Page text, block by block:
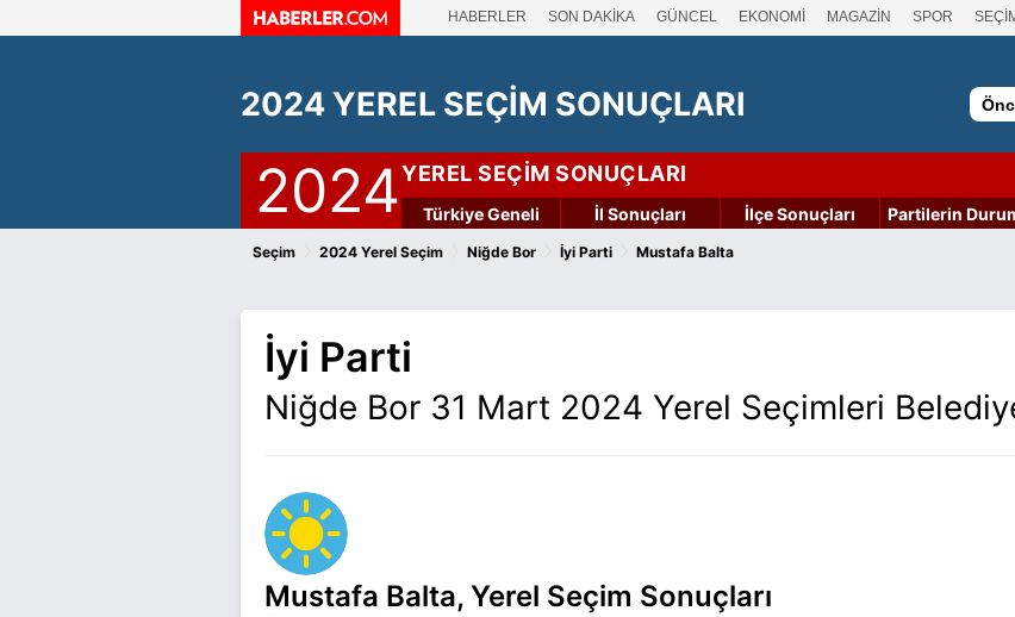
HABERLER SON DAKİKA GÜNCEL EKONOMİ MAGAZİN SPOR
2024 YEREL SEÇİM SONUÇLARI
2024YEREL SEÇİM SONUÇLARI
Türkiye Geneli İl Sonuçları İlçe Sonuçları Partilerin
Seçim 2024 Yerel Seçim Niğde Bor İyi Parti Mustafa Balta
İyi Parti
Niğde Bor 31 Mart 2024 Yerel Seçimleri
Mustafa Balta, Yerel Seçim Sonuçları